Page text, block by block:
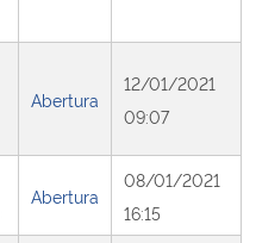
Abertura
12/01/2021
09:07
Abertura
08/01/2021
16:15